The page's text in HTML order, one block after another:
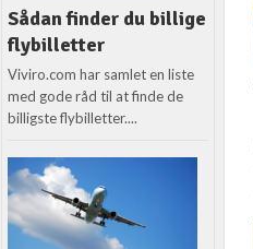
Sådan finder du billige
flybilletter
Viviro.com har samlet en liste
med gode råd til at finde de
billigste flybilletter....